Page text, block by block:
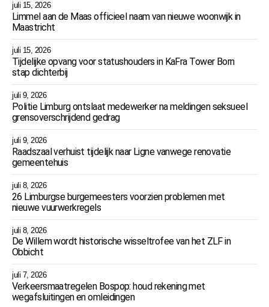
juli 15, 2026
Limmel aan de Maas officieel naam van nieuwe woonwijk in
Maastricht
juli 15, 2026
Tijdelijke opvang voor statushouders in KaFra Tower Born
stap dichterbij
juli 9, 2026
Politie Limburg ontslaat medewerker na meldingen seksueel
grensoverschrijdend gedrag
juli 9, 2026
Raadszaal verhuist tijdelijk naar Ligne vanwege renovatie
gemeentehuis
juli 8, 2026
26 Limburgse burgemeesters voorzien problemen met
nieuwe vuurwerkregels
juli 8, 2026
De Willem wordt historische wisseltrofee van het ZLF in
Obbicht
juli 7, 2026
Verkeersmaatregelen Bospop: houd rekening met
wegafsluitingen en omleidingen